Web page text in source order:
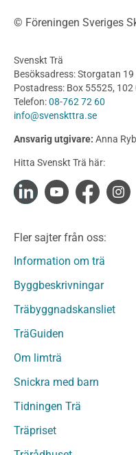
Byggnation och
Utförande
Produkter
Konstruktionsvirke
Konstruktionsvirke
Konstruktionsvirke
Konstruktionsvirke
Limträ
Fanerträ
Fanerträ Obehandlat
Träpanel och
Träpanel och
Trägolv
Sågat virke
Sågat virke
Övriga träprodukter
© Föreningen Sveriges
Svenskt Trä
Besöksadress: Storgatan 19
Postadress: Box 55525,
Telefon:08-762 72 60
info@svenskttra.se
Ansvarig utgivare: Anna
Hitta Svenskt Trä här:
Fler sajter från oss:
Information om trä
Byggbeskrivningar
Träbyggnadskansliet
TräGuiden
Om limträ
Snickra med barn
Tidningen Trä
Träpriset